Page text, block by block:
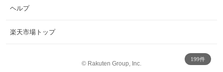
199件
ヘルプ
楽天市場トップ
© Rakuten Group, Inc.